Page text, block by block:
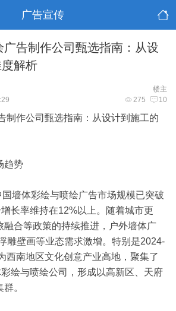
广告宣传
广告制作公司甄选指南：从设
解析
楼主
275 10
制作公司甄选指南：从设计到施工的
趋势
墙体彩绘与喷绘广告市场规模已突破
长率维持在12%以上。随着城市更
融合等政策的持续推进，户外墙体广
雕壁画等业态需求激增。特别是2024-
西南地区文化创意产业高地，聚集了
绘与喷绘公司，形成以高新区、天府
。